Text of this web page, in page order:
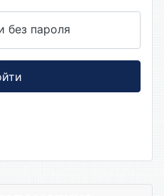
без пароля